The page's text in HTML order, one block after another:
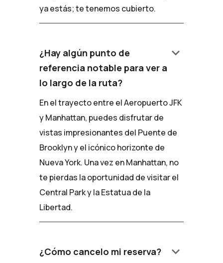
ya estás; te tenemos cubierto.
¿Hay algún punto de
referencia notable para ver a
lo largo de la ruta?
keyboard_arrow_down
En el trayecto entre el Aeropuerto JFK
y Manhattan, puedes disfrutar de
vistas impresionantes del Puente de
Brooklyn y el icónico horizonte de
Nueva York. Una vez en Manhattan, no
te pierdas la oportunidad de visitar el
Central Park y la Estatua de la
Libertad.
¿Cómo cancelo mi reserva? keyboard_arrow_down